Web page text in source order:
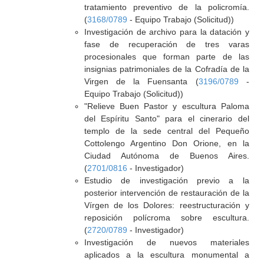
tratamiento preventivo de la policromía.
(3168/0789 - Equipo Trabajo (Solicitud))
Investigación de archivo para la datación y
fase de recuperación de tres varas
procesionales que forman parte de las
insignias patrimoniales de la Cofradía de la
Virgen de la Fuensanta (3196/0789 -
Equipo Trabajo (Solicitud))
"Relieve Buen Pastor y escultura Paloma
del Espíritu Santo" para el cinerario del
templo de la sede central del Pequeño
Cottolengo Argentino Don Orione, en la
Ciudad Autónoma de Buenos Aires.
(2701/0816 - Investigador)
Estudio de investigación previo a la
posterior intervención de restauración de la
Vírgen de los Dolores: reestructuración y
reposición polícroma sobre escultura.
(2720/0789 - Investigador)
Investigación de nuevos materiales
aplicados a la escultura monumental a